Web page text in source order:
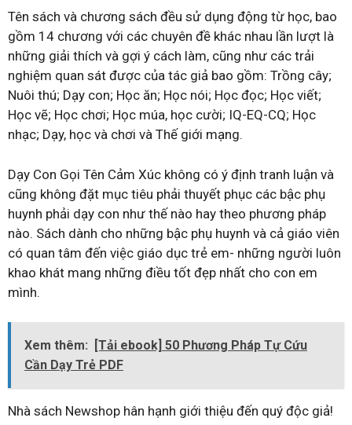
Tên sách và chương sách đều sử dụng động từ học, bao
gồm 14 chương với các chuyên đề khác nhau lần lượt là
những giải thích và gợi ý cách làm, cũng như các trải
nghiệm quan sát được của tác giả bao gồm: Trồng cây;
Nuôi thú; Dạy con; Học ăn; Học nói; Học đọc; Học viết;
Học vẽ; Học chơi; Học múa, học cười; IQ-EQ-CQ; Học
nhạc; Dạy, học và chơi và Thế giới mạng.
Dạy Con Gọi Tên Cảm Xúc không có ý định tranh luận và
cũng không đặt mục tiêu phải thuyết phục các bậc phụ
huynh phải dạy con như thế nào hay theo phương pháp
nào. Sách dành cho những bậc phụ huynh và cả giáo viên
có quan tâm đến việc giáo dục trẻ em- những người luôn
khao khát mang những điều tốt đẹp nhất cho con em
mình.
Xem thêm:
[Tải ebook] 50 Phương Pháp Tự Cứu
Cần Dạy Trẻ PDF
Nhà sách Newshop hân hạnh giới thiệu đến quý độc giả!